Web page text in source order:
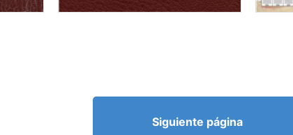
Siguiente página